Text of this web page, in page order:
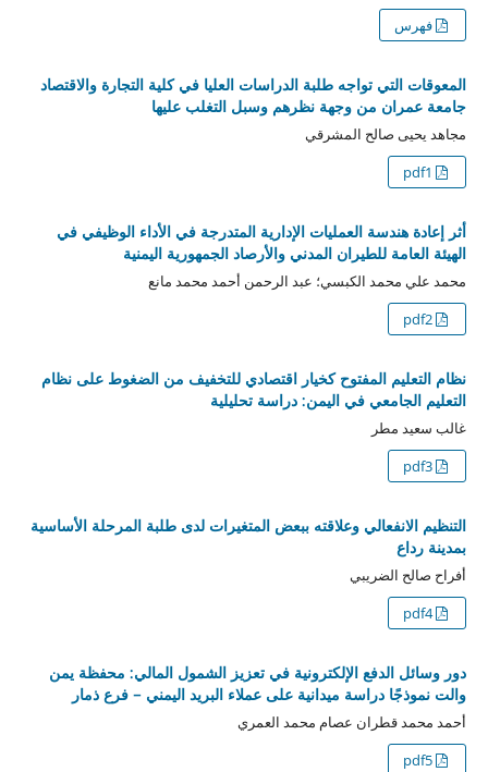
فهرس
المعوقات التي تواجه طلبة الدراسات العليا في كلية التجارة والاقتصاد
جامعة عمران من وجهة نظرهم وسبل التغلب عليها
مجاهد يحيى صالح المشرقي
أثر إعادة هندسة العمليات الإدارية المتدرجة في الأداء الوظيفي في
الهيئة العامة للطيران المدني والأرصاد الجمهورية اليمنية
محمد علي محمد الكبسي؛ عبد الرحمن أحمد محمد مانع
pdf2
نظام التعليم المفتوح كخيار اقتصادي للتخفيف من الضغوط على نظام
التعليم الجامعي في اليمن: دراسة تحليلية
غالب سعيد مطر
pdf3
التنظيم الانفعالي وعلاقته ببعض المتغيرات لدى طلبة المرحلة الأساسية
بمدينة رداع
أفراح صالح الضريبي
pdf4
دور وسائل الدفع الإلكترونية في تعزيز الشمول المالي: محفظة يمن
والت نموذجًا دراسة ميدانية على عملاء البريد اليمني – فرع ذمار
أحمد محمد قطران عصام محمد العمري
pdf5